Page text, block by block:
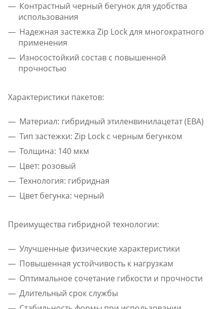
Контрастный черный бегунок для удобства
использования
Надежная застежка Zip Lock для многократного
применения
Износостойкий состав с повышенной
прочностью
Характеристики пакетов:
Материал: гибридный этиленвинилацетат (ЕВА)
Тип застежки: Zip Lock с черным бегунком
Толщина: 140 мкм
Цвет: розовый
Технология: гибридная
Цвет бегунка: черный
Преимущества гибридной технологии:
Улучшенные физические характеристики
Повышенная устойчивость к нагрузкам
Оптимальное сочетание гибкости и прочности
Длительный срок службы